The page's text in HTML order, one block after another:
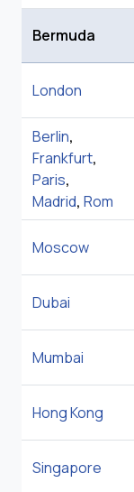
Bermuda
London
Berlin,
Frankfurt,
Paris,
Madrid, Rom
Moscow
Dubai
Mumbai
Hong Kong
Singapore